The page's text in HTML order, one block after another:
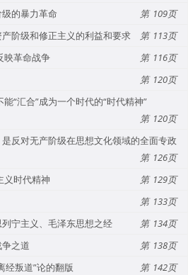
的暴力革命
109
阶级和修正主义的利益和要求
113
映革命战争
116
120
“汇合”成为一个时代的“时代精神”
120
反对无产阶级在思想文化领域的全面专政
126
义时代精神
129
133
宁主义、毛泽东思想之经
134
之道
138
经叛道”论的翻版
142